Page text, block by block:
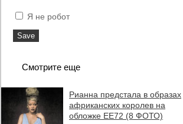
Я не робот
Смотрите еще
Рианна предстала в образах
африканских королев на
обложке EE72 (8 ФОТО)